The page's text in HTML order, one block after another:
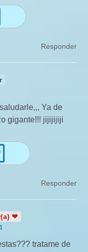
Responder
Ya de
gigante!!! jijijijiji
Responder
❤
tratame de